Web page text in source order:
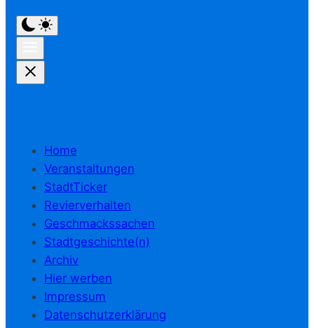
Home
Veranstaltungen
StadtTicker
Revierverhalten
Geschmackssachen
Stadtgeschichte(n)
Archiv
Hier werben
Impressum
Datenschutzerklärung